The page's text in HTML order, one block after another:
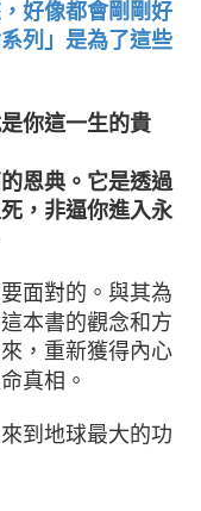
好像都會剛剛好
列」是為了這些
你這一生的貴
恩典。它是透過
，非逼你進入永
面對的。與其為
本書的觀念和方
，重新獲得內心
真相。
到地球最大的功